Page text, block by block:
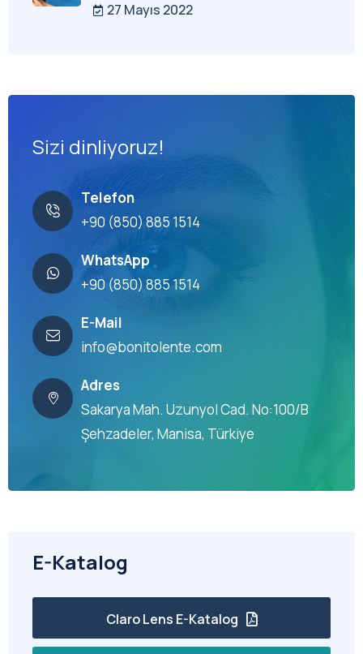
27 Mayıs 2022
Sizi dinliyoruz!
Telefon
+90 (850) 885 1514
WhatsApp
+90 (850) 885 1514
E-Mail
info@bonitolente.com
Adres
Sakarya Mah. Uzunyol Cad. No:100/B
Şehzadeler, Manisa, Türkiye
E-Katalog
Claro Lens E-Katalog